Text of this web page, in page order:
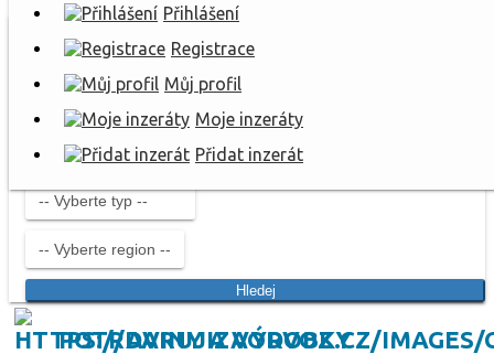
Přihlášení
Registrace
Můj profil
Moje inzeráty
Přidat inzerát
Hledej
POTRAVINY A VÝROBKY